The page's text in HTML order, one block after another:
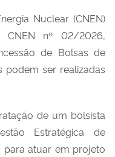
Nuclear (CNEN)
nº 02/2026,
de Bolsas de
podem ser realizadas
de um bolsista
Estratégica de
para atuar em projeto